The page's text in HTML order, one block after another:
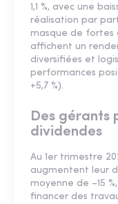
1,1 %, avec une
réalisation par
masque de fortes
affichent un
diversifiées et
performances
+5,7 %).
Des gérants
dividendes
Au 1er trimestre
augmentent leur
moyenne de –15
financer des